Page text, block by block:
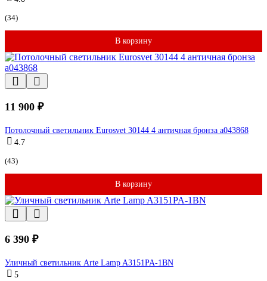
(34)
В корзину
11 900 ₽
Потолочный светильник Eurosvet 30144 4 античная бронза a043868
4.7
(43)
В корзину
6 390 ₽
Уличный светильник Arte Lamp A3151PA-1BN
5